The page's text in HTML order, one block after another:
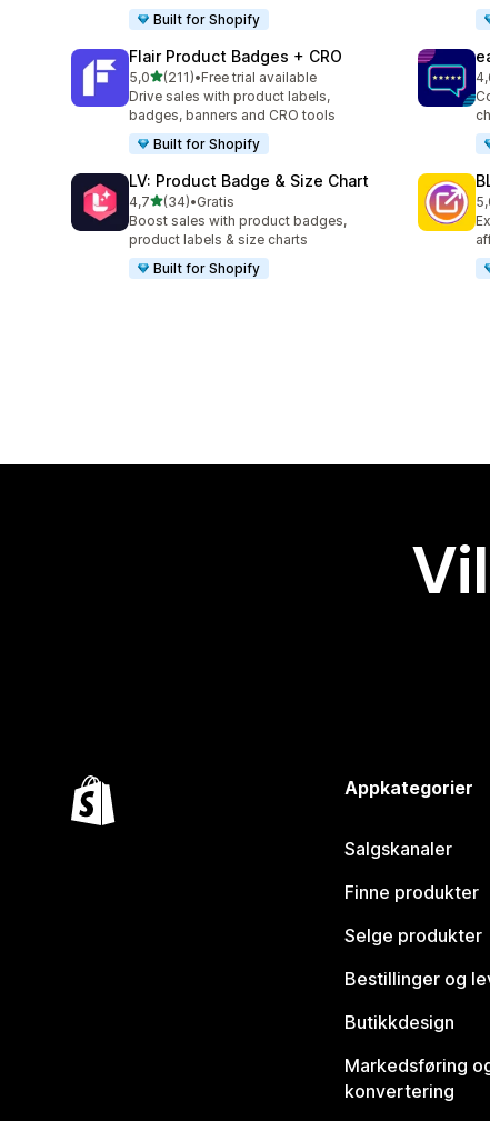
Built for Shopify
Flair Product Badges + CRO
5,0av 5 stjerner
(211)
Totalt 211 omtaler
•Free trial available
Drive sales with product labels,
badges, banners and CRO tools
Built for Shopify
LV: Product Badge & Size Chart
4,7av 5 stjerner
(34)
Totalt 34 omtaler
•Gratis
Boost sales with product badges,
product labels & size charts
Built for Shopify
Appkategorier
Salgskanaler
Finne produkter
Selge produkter
Bestillinger og
Butikkdesign
Markedsføring
konvertering